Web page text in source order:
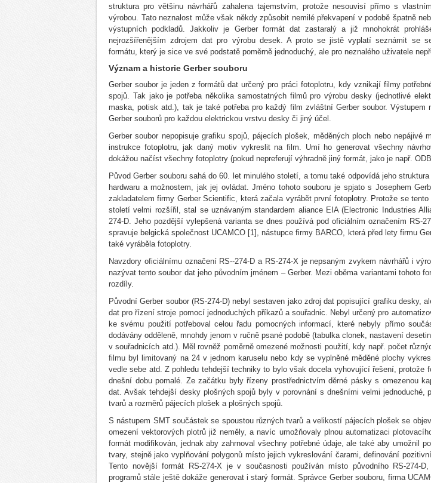
struktura pro většinu návrhářů zahalena tajemstvím, protože nesouvisí přímo s
výrobou. Tato neznalost může však někdy způsobit nemilé překvapení v podobě špatně
výstupních podkladů. Jakkoliv je Gerber formát dat zastaralý a již mnohokrát
nejrozšířenějším zdrojem dat pro výrobu desek. A proto se jistě vyplatí seznámit se
formátu, který je sice ve své podstatě poměrně jednoduchý, ale pro neznalého uživatele
Význam a historie Gerber souboru
Gerber soubor je jeden z formátů dat určený pro práci fotoplotru, kdy vznikají filmy
spojů. Tak jako je potřeba několika samostatných filmů pro výrobu desky (jednotlivé
maska, potisk atd.), tak je také potřeba pro každý film zvláštní Gerber soubor. Výstupem
Gerber souborů pro každou elektrickou vrstvu desky či jiný účel.
Gerber soubor nepopisuje grafiku spojů, pájecích plošek, měděných ploch nebo nepájivé
instrukce fotoplotru, jak daný motiv vykreslit na film. Umí ho generovat všechny
dokážou načíst všechny fotoplotry (pokud nepreferují výhradně jiný formát, jako je např.
Původ Gerber souboru sahá do 60. let minulého století, a tomu také odpovídá jeho
hardwaru a možnostem, jak jej ovládat. Jméno tohoto souboru je spjato s Josephem
zakladatelem firmy Gerber Scientific, která začala vyrábět první fotoplotry. Protože se
století velmi rozšířil, stal se uznávaným standardem aliance EIA (Electronic Industries
274-D. Jeho pozdější vylepšená varianta se dnes používá pod oficiálním označením RS-
spravuje belgická společnost UCAMCO [1], nástupce firmy BARCO, která před lety firmu
také vyráběla fotoplotry.
Navzdory oficiálnímu označení RS--274-D a RS-274-X je nepsaným zvykem návrhářů i
nazývat tento soubor dat jeho původním jménem – Gerber. Mezi oběma variantami tohoto
rozdíly.
Původní Gerber soubor (RS-274-D) nebyl sestaven jako zdroj dat popisující grafiku desky,
dat pro řízení stroje pomocí jednoduchých příkazů a souřadnic. Nebyl určený pro
ke svému použití potřeboval celou řadu pomocných informací, které nebyly přímo
dodávány odděleně, mnohdy jenom v ručně psané podobě (tabulka clonek, nastavení
v souřadnicích atd.). Měl rovněž poměrně omezené možnosti použití, kdy např. počet
filmu byl limitovaný na 24 v jednom karuselu nebo kdy se vyplněné měděné plochy
vedle sebe atd. Z pohledu tehdejší techniky to bylo však docela vyhovující řešení, protože
dnešní dobu pomalé. Ze začátku byly řízeny prostřednictvím děrné pásky s omezenou
dat. Avšak tehdejší desky plošných spojů byly v porovnání s dnešními velmi jednoduché,
tvarů a rozměrů pájecích plošek a plošných spojů.
S nástupem SMT součástek se spoustou různých tvarů a velikostí pájecích plošek se
omezení vektorových plotrů již neměly, a navíc umožňovaly plnou automatizaci
formát modifikován, jednak aby zahrnoval všechny potřebné údaje, ale také aby umožnil
tvary, stejně jako vyplňování polygonů místo jejich vykreslování čarami, definování
Tento novější formát RS-274-X je v současnosti používán místo původního RS-274-
programů stále ještě dokáže generovat i starý formát. Správce Gerber souboru, firma